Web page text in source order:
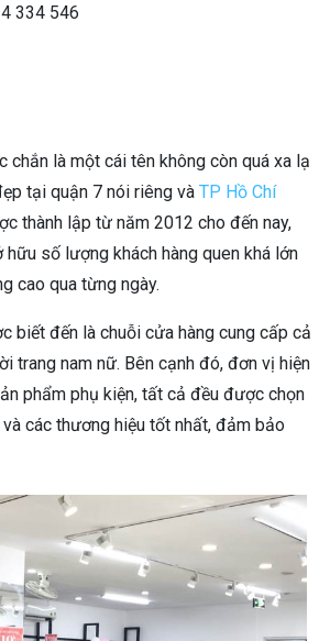
334 546
chắn là một cái tên không còn quá xa lạ
tại quận 7 nói riêng và TP Hồ Chí
thành lập từ năm 2012 cho đến nay,
số lượng khách hàng quen khá lớn
cao qua từng ngày.
biết đến là chuỗi cửa hàng cung cấp cả
trang nam nữ. Bên cạnh đó, đơn vị hiện
phẩm phụ kiện, tất cả đều được chọn
các thương hiệu tốt nhất, đảm bảo